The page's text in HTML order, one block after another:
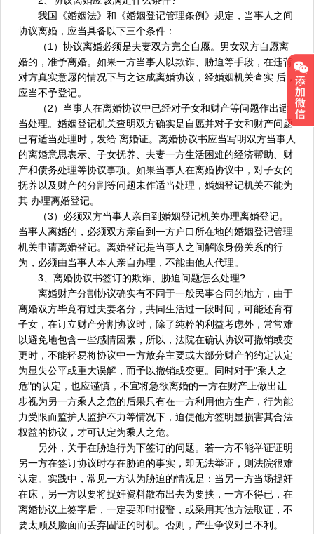
我国《婚姻法》和《婚姻登记管理条例》规定，当事人之间
协议离婚，应当具备以下三个条件：
（1）协议离婚必须是夫妻双方完全自愿。男女双方自愿离
婚的，准予离婚。如果一方当事人以欺诈、胁迫等手段，在违背
对方真实意愿的情况下与之达成离婚协议，经婚姻机关查实 后，
应当不予登记。
（2）当事人在离婚协议中已经对子女和财产等问题作出适
当处理。婚姻登记机关查明双方确实是自愿并对子女和财产问题
已有适当处理时，发给 离婚证。离婚协议书应当写明双方当事人
的离婚意思表示、子女抚养、夫妻一方生活困难的经济帮助、财
产和债务处理等协议事项。如果当事人在离婚协议中，对子女的
抚养以及财产的分割等问题未作适当处理，婚姻登记机关不能为
其 办理离婚登记。
（3）必须双方当事人亲自到婚姻登记机关办理离婚登记。
当事人离婚的，必须双方亲自到一方户口所在地的婚姻登记管理
机关申请离婚登记。离婚登记是当事人之间解除身份关系的行
为，必须由当事人本人亲自办理，不能由他人代理。
3、离婚协议书签订的欺诈、胁迫问题怎么处理?
离婚财产分割协议确实有不同于一般民事合同的地方，由于
离婚双方毕竟有过夫妻名分，共同生活过一段时间，可能还育有
子女，在订立财产分割协议时，除了纯粹的利益考虑外，常常难
以避免地包含一些感情因素，所以，法院在确认协议可撤销或变
更时，不能轻易将协议中一方放弃主要或大部分财产的约定认定
为显失公平或重大误解，而予以撤销或变更。同时对于"乘人之
危"的认定，也应谨慎，不宜将急欲离婚的一方在财产上做出让
步视为另一方乘人之危的后果只有在一方利用他方生产，行为能
力受限而监护人监护不力等情况下，迫使他方签明显损害其合法
权益的协议，才可认定为乘人之危。
另外，关于在胁迫行为下签订的问题。若一方不能举证证明
另一方在签订协议时存在胁迫的事实，即无法举证，则法院很难
认定。实践中，常见一方认为胁迫的情况是：当另一方当场捉奸
在床，另一方以要将捉奸资料散布出去为要挟，一方不得已，在
离婚协议上签字后，一定要即时报警，或采用其他方法取证，不
要太顾及脸面而丢弃固证的时机。否则，产生争议对己不利。